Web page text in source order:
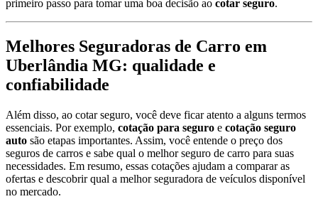
primeiro passo para tomar uma boa decisão ao cotar seguro.
Melhores Seguradoras de Carro em
Uberlândia MG: qualidade e
confiabilidade
Além disso, ao cotar seguro, você deve ficar atento a alguns termos
essenciais. Por exemplo, cotação para seguro e cotação seguro
auto são etapas importantes. Assim, você entende o preço dos
seguros de carros e sabe qual o melhor seguro de carro para suas
necessidades. Em resumo, essas cotações ajudam a comparar as
ofertas e descobrir qual a melhor seguradora de veículos disponível
no mercado.